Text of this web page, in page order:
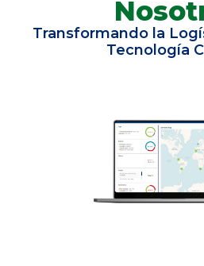
Transformando la
Tecnología